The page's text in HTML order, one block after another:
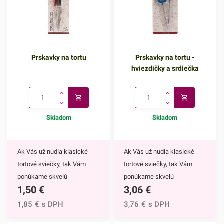
Prskavky na tortu
Skladom
Ak Vás už nudia klasické
tortové sviečky, tak Vám
ponúkame skvelú
alternatívu. Prskavky na tortu
sú mimoriadne efektným
1,50 €
1,85 € s DPH
Prskavky na tortu -
hviezdičky a srdiečka
Skladom
Ak Vás už nudia klasické
tortové sviečky, tak Vám
ponúkame skvelú
alternatívu. Prskavky na tortu
- hviezdičky a srdiečka sú
3,06 €
3,76 € s DPH